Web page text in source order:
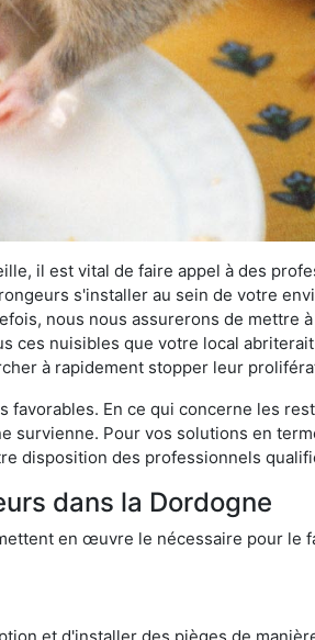
il est vital de faire appel à des
s'installer au sein de votre
nous nous assurerons de mettre
nuisibles que votre local
à rapidement stopper leur
En ce qui concerne les
survienne. Pour vos solutions en
disposition des professionnels
dans la Dordogne
en œuvre le nécessaire pour le